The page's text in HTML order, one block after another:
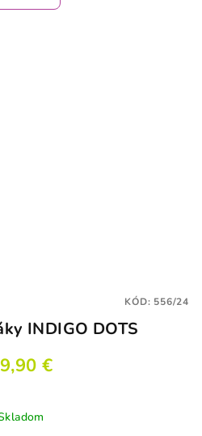
INDIGO DOTS
€
KÓD: 556/24